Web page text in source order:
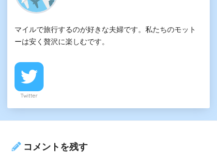
マイルで旅行するのが好きな夫婦です。私たちのモット
ーは安く贅沢に楽しむです。
Twitter
コメントを残す